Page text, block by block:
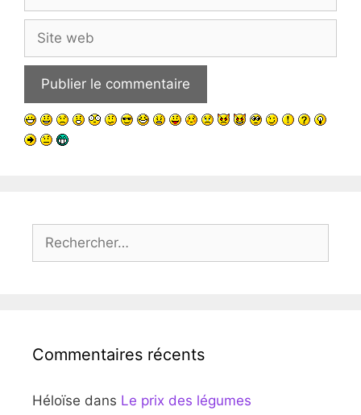
web
Commentaires récents
Héloïse dans Le prix des légumes